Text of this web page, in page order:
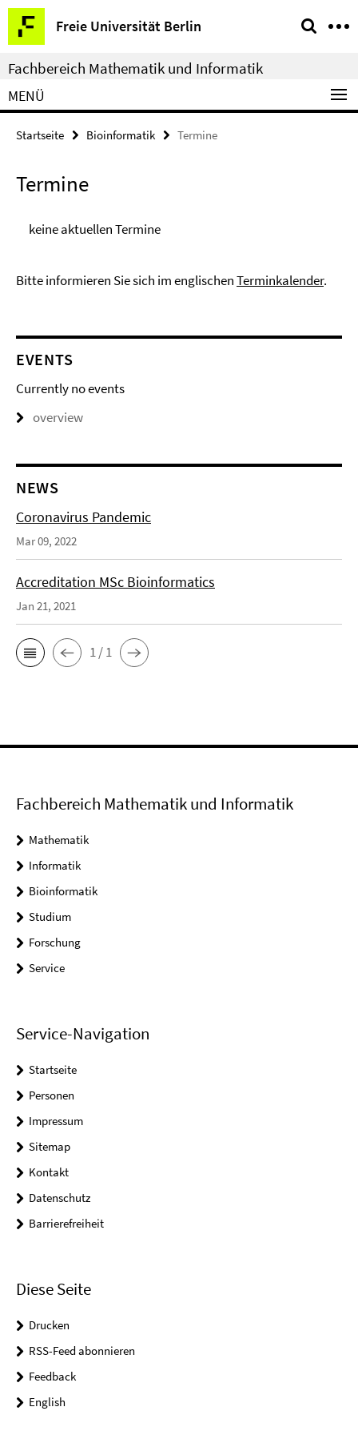
Springe
direkt
zu
Inhalt
Freie Universität Berlin
Service-
Navigation
Fachbereich Mathematik und Informatik
MENÜ
Startseite Bioinformatik Termine
Termine
keine aktuellen Termine
Bitte informieren Sie sich im englischenTerminkalender.
EVENTS
Currently no events
overview
NEWS
Coronavirus Pandemic
Mar 09, 2022
Accreditation MSc Bioinformatics
Jan 21, 2021
1 / 1
Fachbereich Mathematik und Informatik
Mathematik
Informatik
Bioinformatik
Studium
Forschung
Service
Service-Navigation
Startseite
Personen
Impressum
Sitemap
Kontakt
Datenschutz
Barrierefreiheit
Diese Seite
Drucken
RSS-Feed abonnieren
Feedback
English